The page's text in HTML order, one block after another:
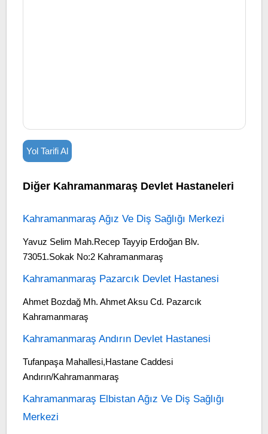
Yol Tarifi Al
Diğer Kahramanmaraş Devlet Hastaneleri
Kahramanmaraş Ağız Ve Diş Sağlığı Merkezi
Yavuz Selim Mah.Recep Tayyip Erdoğan Blv.
73051.Sokak No:2 Kahramanmaraş
Kahramanmaraş Pazarcık Devlet Hastanesi
Ahmet Bozdağ Mh. Ahmet Aksu Cd. Pazarcık
Kahramanmaraş
Kahramanmaraş Andırın Devlet Hastanesi
Tufanpaşa Mahallesi,Hastane Caddesi
Andırın/Kahramanmaraş
Kahramanmaraş Elbistan Ağız Ve Diş Sağlığı
Merkezi